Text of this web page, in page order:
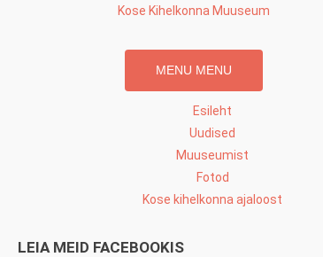
Skip
content
Kose Kihelkonna Muuseum
MENU MENU
Esileht
Uudised
Muuseumist
Fotod
Kose kihelkonna ajaloost
LEIA MEID FACEBOOKIS